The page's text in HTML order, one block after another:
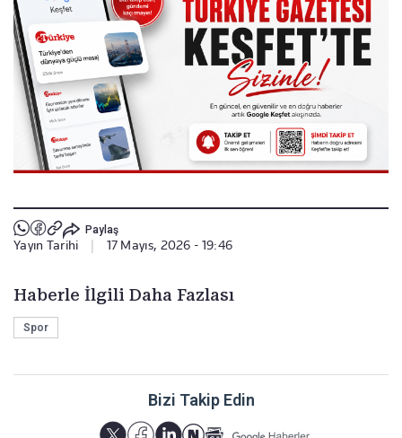
Paylaş
Yayın Tarihi 17 Mayıs, 2026 - 19:46
Haberle İlgili Daha Fazlası
Spor
Bizi Takip Edin